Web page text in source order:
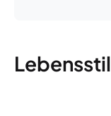
Lebensstil